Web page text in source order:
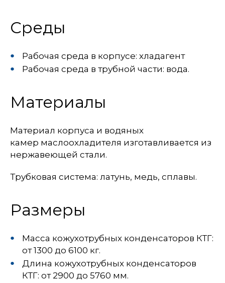
Среды
Рабочая среда в корпусе: хладагент
Рабочая среда в трубной части: вода.
Материалы
Материал корпуса и водяных
камер маслоохладителя изготавливается из
нержавеющей стали.
Трубковая система: латунь, медь, сплавы.
Размеры
Масса кожухотрубных конденсаторов КТГ:
от 1300 до 6100 кг.
Длина кожухотрубных конденсаторов
КТГ: от 2900 до 5760 мм.